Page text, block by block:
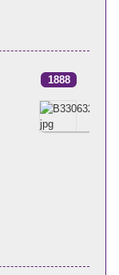
1888